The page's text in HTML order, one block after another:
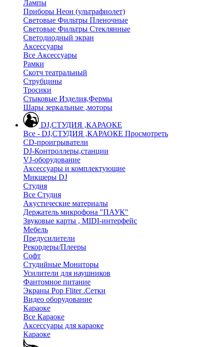
Лампы
Приборы Неон (ультрафиолет)
Световые Фильтры Пленочные
Световые Фильтры Стеклянные
Светодиодный экран
Аксессуары
Все Аксессуары
Рамки
Скотч театральный
Струбцины
Тросики
Стыковые Изделия,Фермы
Шары зеркальные ,моторы
DJ,СТУДИЯ ,КАРАОКЕ
Все - DJ,СТУДИЯ ,КАРАОКЕ Просмотреть
CD-проигрыватели
DJ-Контроллеры,станции
VJ-оборудование
Аксессуары и комплектующие
Микшеры DJ
Студия
Все Студия
Акустические материалы
Держатель микрофона "ПАУК"
Звуковые карты , MIDI-интерфейс
Мебель
Предусилители
Рекордеры/Плееры
Софт
Студийные Мониторы
Усилители для наушников
Фантомное питание
Экраны Pop Fliter .Сетки
Видео оборудование
Караоке
Все Караоке
Аксессуары для караоке
Караоке